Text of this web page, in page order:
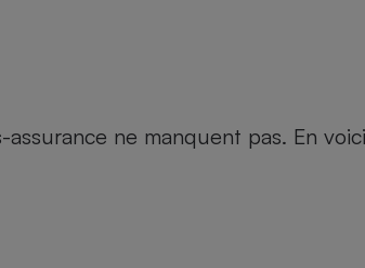
ne manquent pas. En
emprunteur Assurance vie
Aide auditive